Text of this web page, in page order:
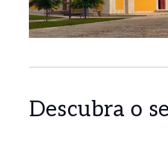
Descubra o